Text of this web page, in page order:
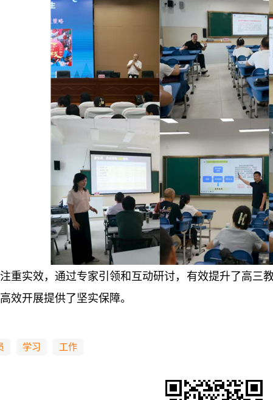
重实效，通过专家引领和互动研讨，有效提升了高三
效开展提供了坚实保障。
学习 工作